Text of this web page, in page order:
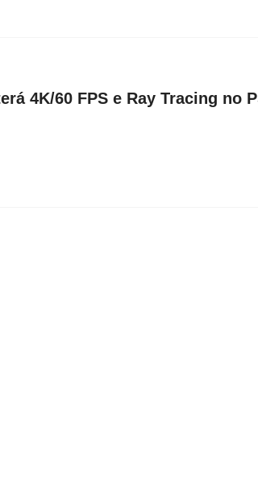
4K/60 FPS e Ray Tracing no